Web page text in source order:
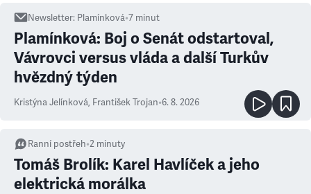
Newsletter: Plamínková•7 minut
Plamínková: Boj o Senát odstartoval,
Vávrovci versus vláda a další Turkův
hvězdný týden
Kristýna Jelínková, František Trojan•6. 8. 2026
Ranní postřeh•2 minuty
Tomáš Brolík: Karel Havlíček a jeho
elektrická morálka